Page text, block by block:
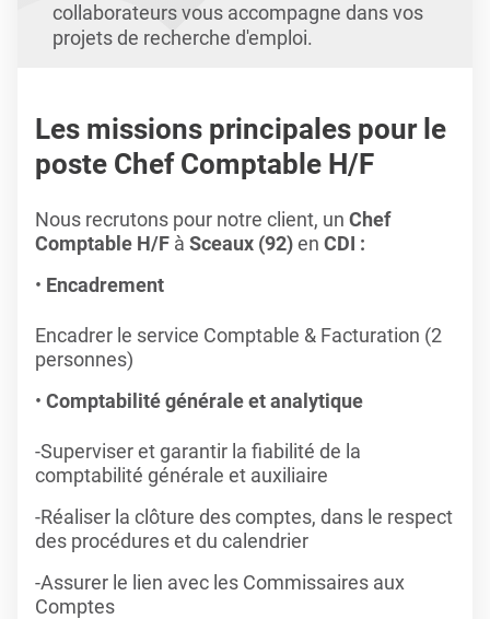
collaborateurs vous accompagne dans vos
projets de recherche d'emploi.
Les missions principales pour le
poste Chef Comptable H/F
Nous recrutons pour notre client, un Chef
Comptable H/F à Sceaux (92)en CDI :
Encadrement
Encadrer le service Comptable & Facturation (2
personnes)
Comptabilité générale et analytique
-Superviser et garantir la fiabilité de la
comptabilité générale et auxiliaire
-Réaliser la clôture des comptes, dans le respect
des procédures et du calendrier
-Assurer le lien avec les Commissaires aux
Comptes